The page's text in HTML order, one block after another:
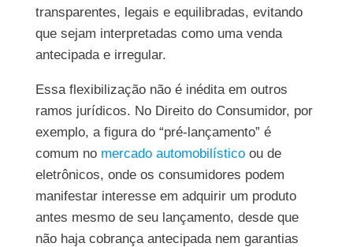
transparentes, legais e equilibradas, evitando
que sejam interpretadas como uma venda
antecipada e irregular.
Essa flexibilização não é inédita em outros
ramos jurídicos. No Direito do Consumidor, por
exemplo, a figura do “pré-lançamento” é
comum no mercado automobilísticoou de
eletrônicos, onde os consumidores podem
manifestar interesse em adquirir um produto
antes mesmo de seu lançamento, desde que
não haja cobrança antecipada nem garantias